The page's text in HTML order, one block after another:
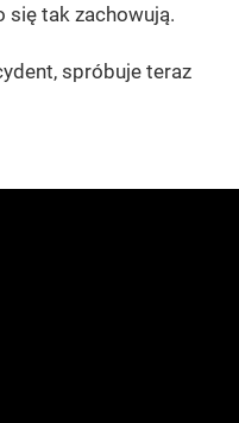
się tak zachowują.
spróbuje teraz